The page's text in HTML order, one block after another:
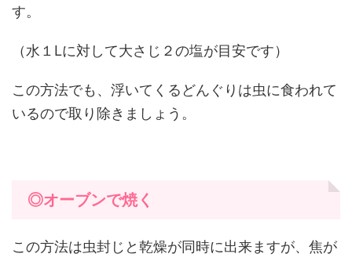
す。
（水１Lに対して大さじ２の塩が目安です）
この方法でも、浮いてくるどんぐりは虫に食われて
いるので取り除きましょう。
◎オーブンで焼く
この方法は虫封じと乾燥が同時に出来ますが、焦が